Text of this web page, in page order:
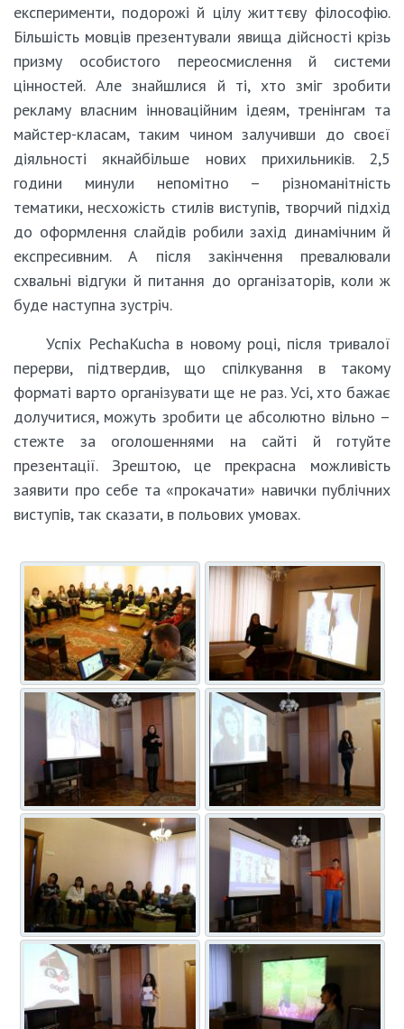
експерименти, подорожі й цілу життєву філософію.
Більшість мовців презентували явища дійсності крізь
призму особистого переосмислення й системи
цінностей. Але знайшлися й ті, хто зміг зробити
рекламу власним інноваційним ідеям, тренінгам та
майстер-класам, таким чином залучивши до своєї
діяльності якнайбільше нових прихильників. 2,5
години минули непомітно – різноманітність
тематики, несхожість стилів виступів, творчий підхід
до оформлення слайдів робили захід динамічним й
експресивним. А після закінчення превалювали
схвальні відгуки й питання до організаторів, коли ж
буде наступна зустріч.
Успіх PechaKucha в новому році, після тривалої
перерви, підтвердив, що спілкування в такому
форматі варто організувати ще не раз. Усі, хто бажає
долучитися, можуть зробити це абсолютно вільно –
стежте за оголошеннями на сайті й готуйте
презентації. Зрештою, це прекрасна можливість
заявити про себе та «прокачати» навички публічних
виступів, так сказати, в польових умовах.